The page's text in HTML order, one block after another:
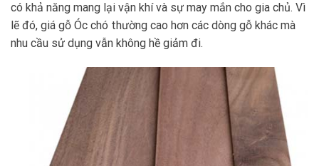
có khả năng mang lại vận khí và sự may mắn cho gia chủ. Vì
lẽ đó, giá gỗ Óc chó thường cao hơn các dòng gỗ khác mà
nhu cầu sử dụng vẫn không hề giảm đi.